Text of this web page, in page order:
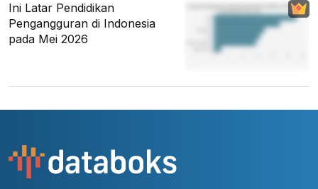
Ini Latar Pendidikan
Pengangguran di Indonesia
pada Mei 2026